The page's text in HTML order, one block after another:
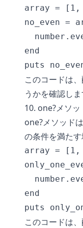
array =
no_even =
end
このコードは
うかを確認しま
10. one?メソッ
one?メソッド
の条件を満た
array =
end
このコードは